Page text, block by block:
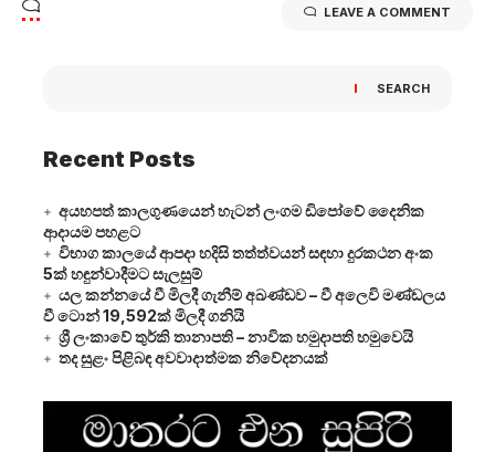
LEAVE A COMMENT
SEARCH
Recent Posts
අයහපත් කාලගුණයෙන් හැටන් ලංගම ඩිපෝවේ දෛනික
ආදායම පහළට
විභාග කාලයේ ආපදා හදිසි තත්ත්වයන් සඳහා දුරකථන අංක
5ක් හඳුන්වාදීමට සැලසුම්
යල කන්නයේ වී මිලදී ගැනීම් අඛණ්ඩව – වී අලෙවි මණ්ඩලය
වී ටොන් 19,592ක් මිලදී ගනියි
ශ්‍රී ලංකාවේ තුර්කි තානාපති – නාවික හමුදාපති හමුවෙයි
තද සුළං පිළිබඳ අවවාදාත්මක නිවේදනයක්
Player